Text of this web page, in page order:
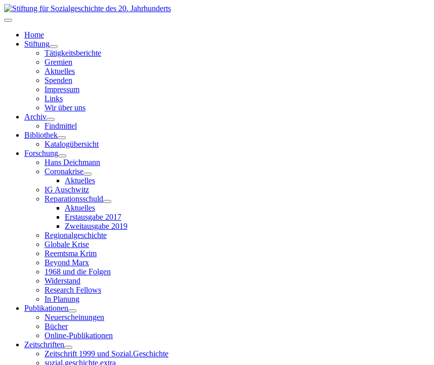
Home
Stiftung
Tätigkeitsberichte
Gremien
Aktuelles
Spenden
Impressum
Links
Wir über uns
Archiv
Findmittel
Bibliothek
Katalogübersicht
Forschung
Hans Deichmann
Coronakrise
Aktuelles
IG Auschwitz
Reparationsschuld
Aktuelles
Erstausgabe 2017
Zweitausgabe 2019
Regionalgeschichte
Globale Krise
Reemtsma Krim
Beyond Marx
1968 und die Folgen
Widerstand
Research Fellows
In Planung
Publikationen
Neuerscheinungen
Bücher
Online-Publikationen
Zeitschriften
Zeitschrift 1999 und Sozial.Geschichte
sozial.geschichte.extra